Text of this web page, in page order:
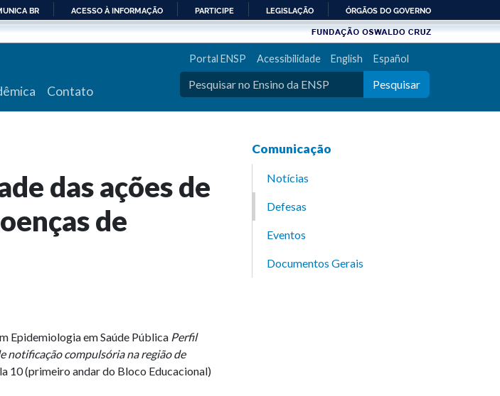
PARA
BR ACESSO À INFORMAÇÃO PARTICIPE LEGISLAÇÃO ÓRGÃOS DO GOVERNO
Contato
Portal ENSP Acessibilidade English Español
Pesquisar
das ações de
de
Epidemiologia em Saúde Pública Perfil
notificação compulsória na região de
10 (primeiro andar do Bloco Educacional)
Comunicação
Notícias
Defesas
Eventos
Documentos Gerais